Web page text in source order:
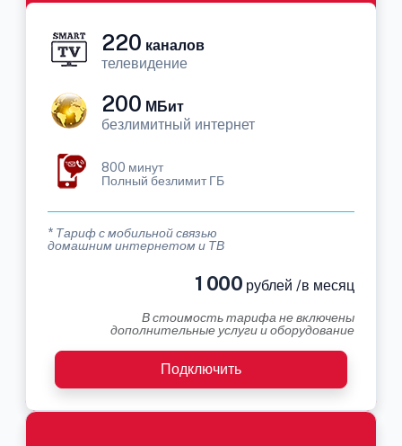
220 каналов
телевидение
200 МБит
безлимитный интернет
800 минут
Полный безлимит ГБ
* Тариф с мобильной связью
домашним интернетом и ТВ
1 000 рублей /в месяц
В стоимость тарифа не включены
дополнительные услуги и оборудование
Подключить